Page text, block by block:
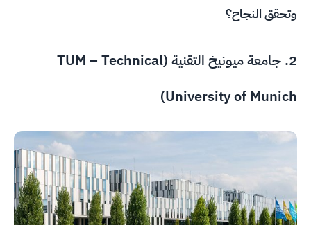
وتحقق النجاح؟
2.
جامعة ميونيخ التقنية (TUM – Technical
University of Munich)